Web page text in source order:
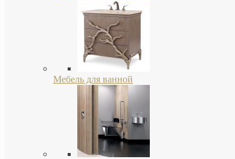
Мебель для ванной